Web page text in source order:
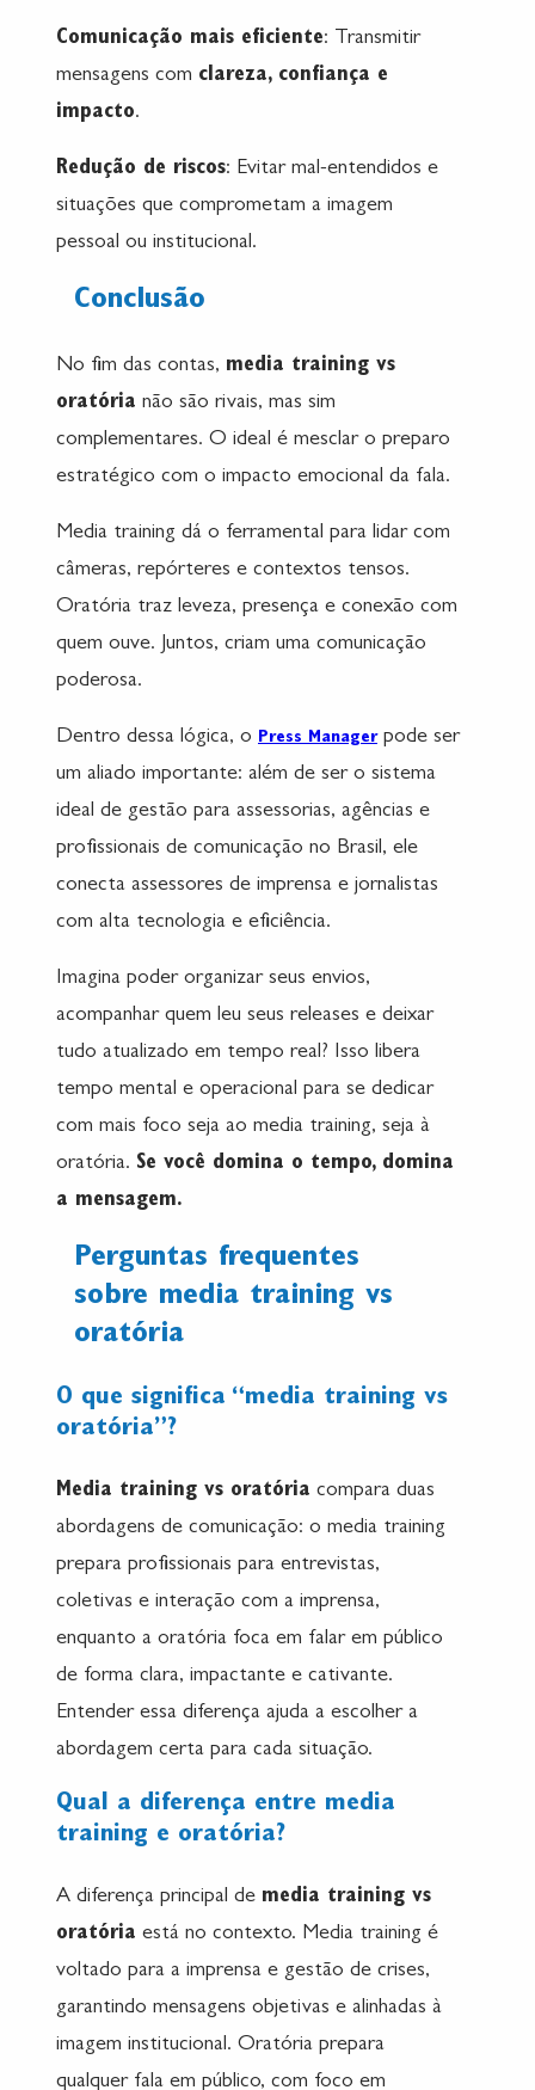
Comunicação mais eficiente: Transmitir
mensagens com clareza, confiança e
impacto.
Redução de riscos: Evitar mal-entendidos e
situações que comprometam a imagem
pessoal ou institucional.
Conclusão
No fim das contas, media training vs
oratória não são rivais, mas sim
complementares. O ideal é mesclar o preparo
estratégico com o impacto emocional da fala.
Media training dá o ferramental para lidar com
câmeras, repórteres e contextos tensos.
Oratória traz leveza, presença e conexão com
quem ouve. Juntos, criam uma comunicação
poderosa.
Dentro dessa lógica, o Press Managerpode ser
um aliado importante: além de ser o sistema
ideal de gestão para assessorias, agências e
profissionais de comunicação no Brasil, ele
conecta assessores de imprensa e jornalistas
com alta tecnologia e eficiência.
Imagina poder organizar seus envios,
acompanhar quem leu seus releases e deixar
tudo atualizado em tempo real? Isso libera
tempo mental e operacional para se dedicar
com mais foco seja ao media training, seja à
oratória. Se você domina o tempo, domina
a mensagem.
Perguntas frequentes
sobre media training vs
oratória
O que significa “media training vs
oratória”?
Media training vs oratória compara duas
abordagens de comunicação: o media training
prepara profissionais para entrevistas,
coletivas e interação com a imprensa,
enquanto a oratória foca em falar em público
de forma clara, impactante e cativante.
Entender essa diferença ajuda a escolher a
abordagem certa para cada situação.
Qual a diferença entre media
training e oratória?
A diferença principal de media training vs
oratória está no contexto. Media training é
voltado para a imprensa e gestão de crises,
garantindo mensagens objetivas e alinhadas à
imagem institucional. Oratória prepara
qualquer fala em público, com foco em